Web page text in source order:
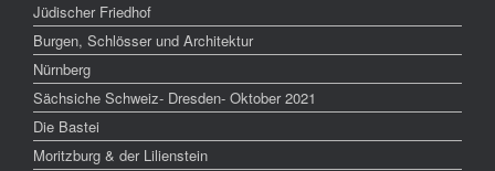
Jüdischer Friedhof
Burgen, Schlösser und Architektur
Nürnberg
Sächsiche Schweiz- Dresden- Oktober 2021
Die Bastei
Moritzburg & der Lilienstein